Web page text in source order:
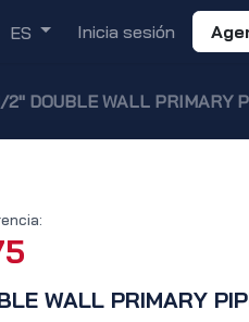
ES Inicia sesión
2" DOUBLE WALL PRIMARY
WALL PRIMARY